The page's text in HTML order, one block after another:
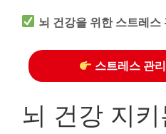
뇌 건강을 위한 스트레스
스트레스 관
뇌 건강 지